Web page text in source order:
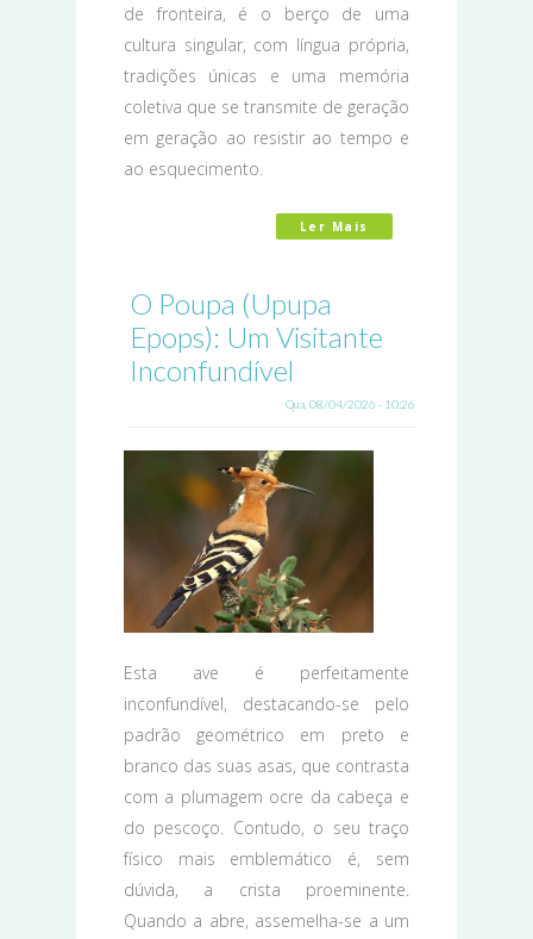
de fronteira, é o berço de uma
cultura singular, com língua própria,
tradições únicas e uma memória
coletiva que se transmite de geração
em geração ao resistir ao tempo e
ao esquecimento.
Ler Mais
O Poupa (Upupa
Epops): Um Visitante
Inconfundível
Qua, 08/04/2026 - 10:26
Esta ave é perfeitamente
inconfundível, destacando-se pelo
padrão geométrico em preto e
branco das suas asas, que contrasta
com a plumagem ocre da cabeça e
do pescoço. Contudo, o seu traço
físico mais emblemático é, sem
dúvida, a crista proeminente.
Quando a abre, assemelha-se a um